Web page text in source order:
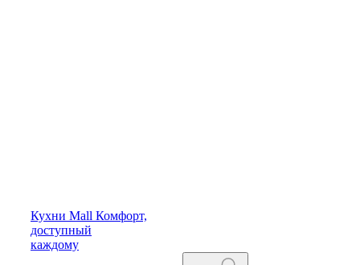
Кухни Mall Комфорт,
доступный
каждому